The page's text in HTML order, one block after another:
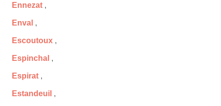
Ennezat ,
Enval ,
Escoutoux ,
Espinchal ,
Espirat ,
Estandeuil ,